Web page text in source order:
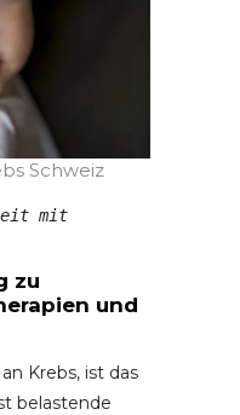
Schweiz
mit
zu
und
Krebs, ist das
belastende